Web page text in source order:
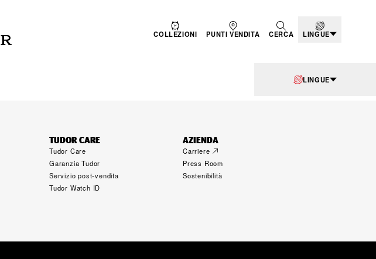
COLLEZIONI PUNTI VENDITA CERCA LINGUE
TUDOR CARE
Tudor Care
Garanzia Tudor
Servizio post‑vendita
Tudor Watch ID
AZIENDA
Carriere
Press Room
Sostenibilità
LINGUE